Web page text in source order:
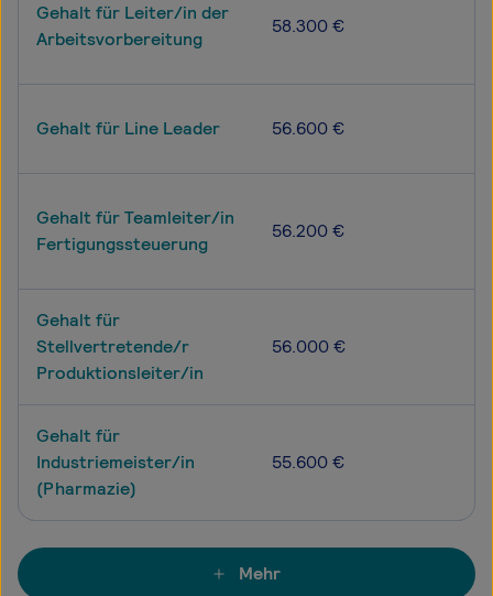
Gehalt für Leiter/in der
Arbeitsvorbereitung
58.300 €
Gehalt für Line Leader 56.600 €
Gehalt für Teamleiter/in
Fertigungssteuerung
56.200 €
Gehalt für
Stellvertretende/r
Produktionsleiter/in
56.000 €
Gehalt für
Industriemeister/in
(Pharmazie)
55.600 €
Mehr